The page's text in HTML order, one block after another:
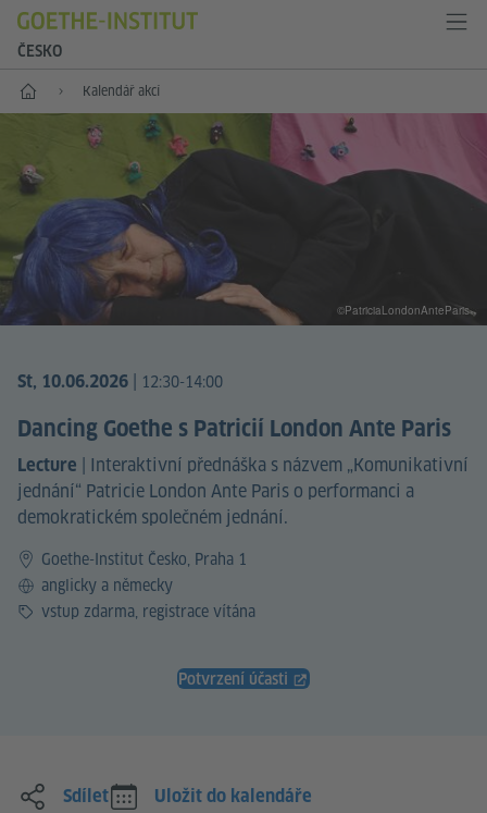
ČESKO
Hlavní stránkaKalendář akcí
St, 10.06.2026 12:30-14:00
Dancing Goethe s Patricií London Ante Paris
Lecture | Interaktivní přednáška s názvem „Komunikativní
jednání“ Patricie London Ante Paris o performanci a
demokratickém společném jednání.
Goethe-Institut Česko, Praha 1
Jazykanglicky a německy
Vstupvstup zdarma, registrace vítána
Potvrzení účasti
©PatriciaLondonAnteParis
Sdílet Uložit do kalendáře